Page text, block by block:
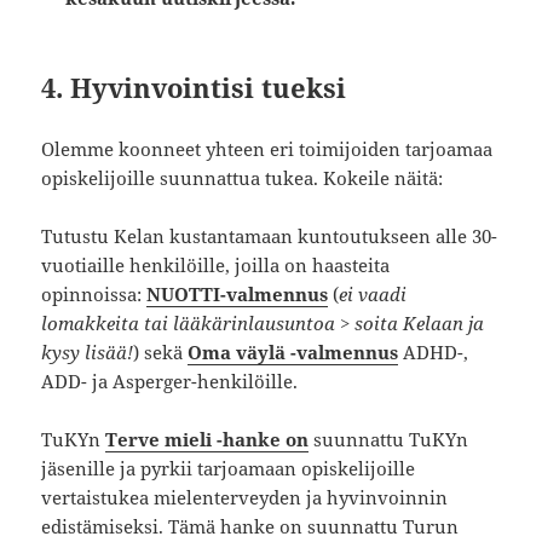
4. Hyvinvointisi tueksi
Olemme koonneet yhteen eri toimijoiden tarjoamaa
opiskelijoille suunnattua tukea. Kokeile näitä:
Tutustu Kelan kustantamaan kuntoutukseen alle 30-
vuotiaille henkilöille, joilla on haasteita
opinnoissa:NUOTTI-valmennus (ei vaadi
lomakkeita tai lääkärinlausuntoa > soita Kelaan ja
kysy lisää!) sekäOma väylä -valmennus ADHD-,
ADD- ja Asperger-henkilöille.
TuKYnTerve mieli -hanke on suunnattu TuKYn
jäsenille ja pyrkii tarjoamaan opiskelijoille
vertaistukea mielenterveyden ja hyvinvoinnin
edistämiseksi. Tämä hanke on suunnattu Turun